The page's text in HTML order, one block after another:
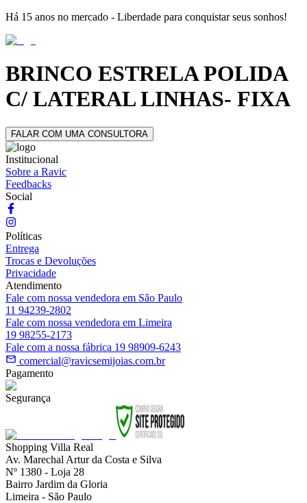
Há 15 anos no mercado - Liberdade para conquistar seus sonhos!
BRINCO ESTRELA POLIDA
C/ LATERAL LINHAS- FIXA
FALAR COM UMA CONSULTORA
Institucional
Sobre a Ravic
Feedbacks
Social
Políticas
Entrega
Trocas e Devoluções
Privacidade
Atendimento
Fale com nossa vendedora em São Paulo
11 94239-2802
Fale com nossa vendedora em Limeira
19 98255-2173
Fale com a nossa fábrica 19 98909-6243
comercial@ravicsemijoias.com.br
Pagamento
Segurança
Shopping Villa Real
Av. Marechal Artur da Costa e Silva
Nº 1380 - Loja 28
Bairro Jardim da Gloria
Limeira - São Paulo